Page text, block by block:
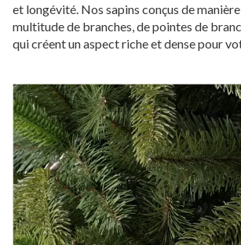
et longévité. Nos sapins conçus de
multitude de branches, de pointes de
qui créent un aspect riche et dense pour